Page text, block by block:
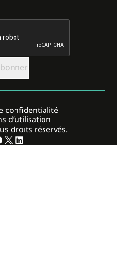
droits réservés.
confidentialité
d’utilisation